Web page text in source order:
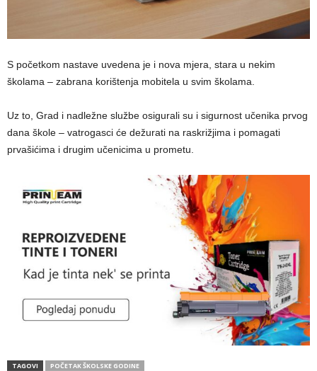
S početkom nastave uvedena je i nova mjera, stara u nekim
školama – zabrana korištenja mobitela u svim školama.
Uz to, Grad i nadležne službe osigurali su i sigurnost učenika prvog
dana škole – vatrogasci će dežurati na raskrižjima i pomagati
prvašićima i drugim učenicima u prometu.
TAGOVI POČETAK ŠKOLSKE GODINE